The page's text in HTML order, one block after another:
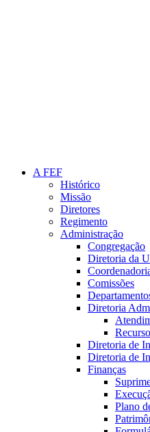
A FEF
Histórico
Missão
Diretores
Regimento
Administração
Congregação
Diretoria da
Comissões
Diretoria
Diretoria de
Diretoria de
Finanças
Plano